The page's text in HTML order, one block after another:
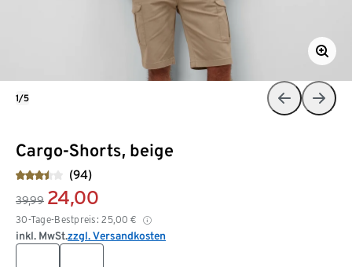
Cargo-Shorts, beige
(94)
39,99 24,00
30-Tage-Bestpreis: 25,00 €
inkl. MwSt.zzgl. Versandkosten
1/5